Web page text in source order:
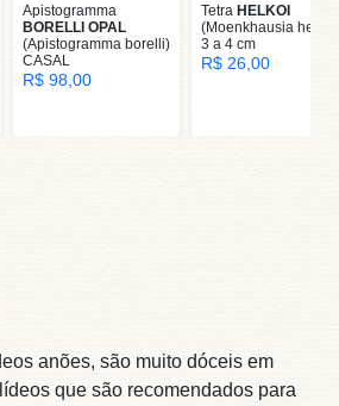
Apistogramma
BORELLI OPAL
(Apistogramma borelli)
CASAL
R$ 98,00
Tetra HELKOI
(Moenkhausia
3 a 4 cm
R$ 26,00
anões, são muito dóceis em
que são recomendados para